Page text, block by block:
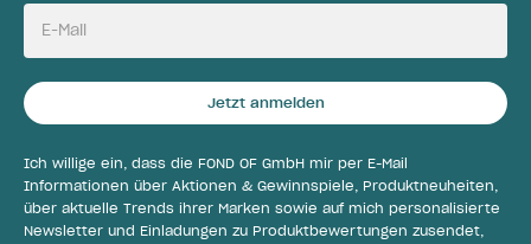
E-Mail
Jetzt anmelden
Ich willige ein, dass die FOND OF GmbH mir per E-Mail
Informationen über Aktionen & Gewinnspiele, Produktneuheiten,
über aktuelle Trends ihrer Marken sowie auf mich personalisierte
Newsletter und Einladungen zu Produktbewertungen zusendet,